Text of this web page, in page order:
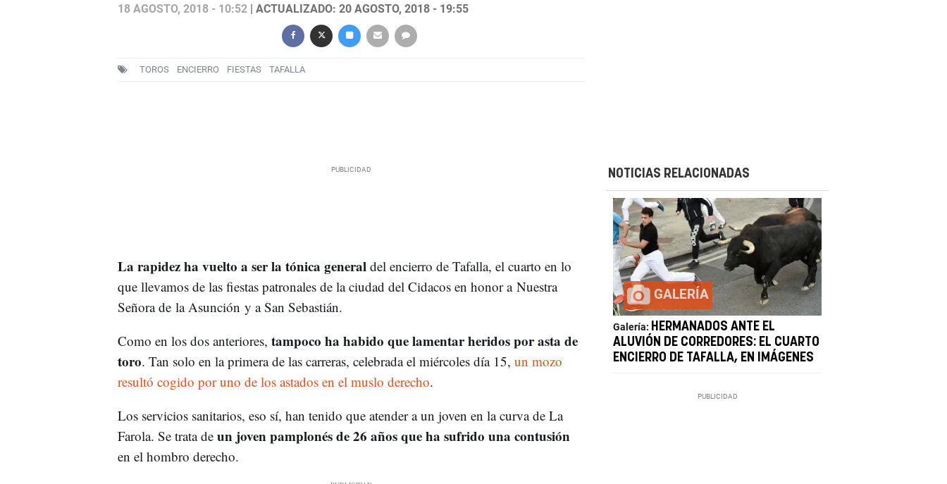
18 AGOSTO, 2018 - 10:52| ACTUALIZADO: 20 AGOSTO, 2018 - 19:55
TOROS ENCIERRO FIESTAS TAFALLA
La rapidez ha vuelto a ser la tónica general del encierro de Tafalla, el cuarto en lo
que llevamos de las fiestas patronales de la ciudad del Cidacos en honor a Nuestra
Señora de la Asunción y a San Sebastián.
Como en los dos anteriores, tampoco ha habido que lamentar heridos por asta de
toro. Tan solo en la primera de las carreras, celebrada el miércoles día 15, un mozo
resultó cogido por uno de los astados en el muslo derecho.
Los servicios sanitarios, eso sí, han tenido que atender a un joven en la curva de La
Farola. Se trata deun joven pamplonés de 26 años que ha sufrido una contusión
en el hombro derecho.
NOTICIAS RELACIONADAS
GALERÍA
Galería: HERMANADOS ANTE EL
ALUVIÓN DE CORREDORES: EL CUARTO
ENCIERRO DE TAFALLA, EN IMÁGENES